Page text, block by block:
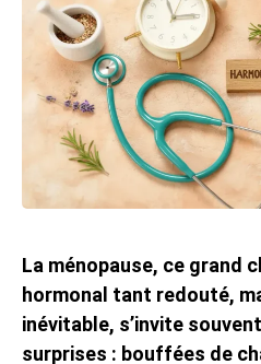
La ménopause, ce grand
hormonal tant redouté,
inévitable, s’invite
surprises : bouffées de